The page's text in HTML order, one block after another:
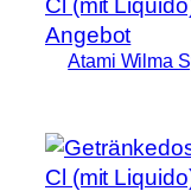
Angebot
im
Atami Wilma